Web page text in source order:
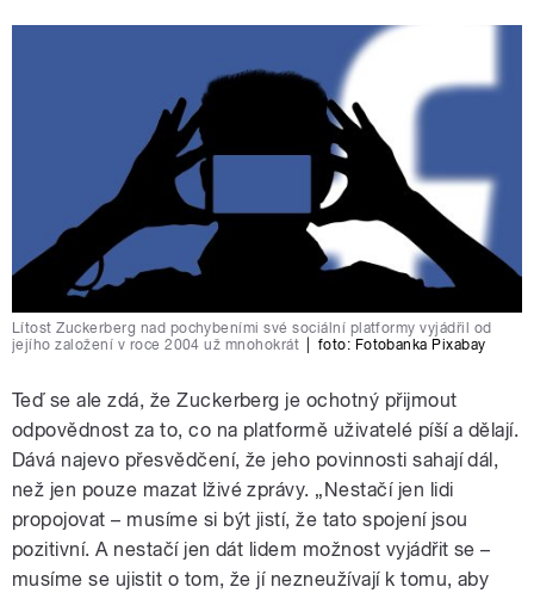
Lítost Zuckerberg nad pochybeními své sociální platformy vyjádřil od
jejího založení v roce 2004 už mnohokrát
foto: Fotobanka Pixabay
Teď se ale zdá, že Zuckerberg je ochotný přijmout
odpovědnost za to, co na platformě uživatelé píší a dělají.
Dává najevo přesvědčení, že jeho povinnosti sahají dál,
než jen pouze mazat lživé zprávy. „Nestačí jen lidi
propojovat – musíme si být jistí, že tato spojení jsou
pozitivní. A nestačí jen dát lidem možnost vyjádřit se –
musíme se ujistit o tom, že jí nezneužívají k tomu, aby